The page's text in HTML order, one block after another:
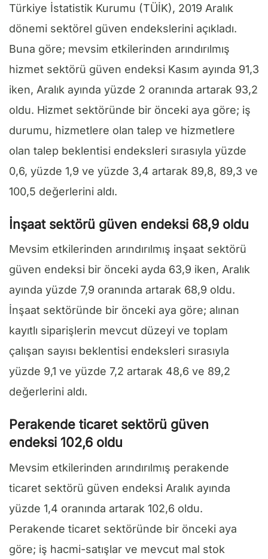
Türkiye İstatistik Kurumu (TÜİK), 2019 Aralık
dönemi sektörel güven endekslerini açıkladı.
Buna göre; mevsim etkilerinden arındırılmış
hizmet sektörü güven endeksi Kasım ayında 91,3
iken, Aralık ayında yüzde 2 oranında artarak 93,2
oldu. Hizmet sektöründe bir önceki aya göre; iş
durumu, hizmetlere olan talep ve hizmetlere
olan talep beklentisi endeksleri sırasıyla yüzde
0,6, yüzde 1,9 ve yüzde 3,4 artarak 89,8, 89,3 ve
100,5 değerlerini aldı.
İnşaat sektörü güven endeksi 68,9 oldu
Mevsim etkilerinden arındırılmış inşaat sektörü
güven endeksi bir önceki ayda 63,9 iken, Aralık
ayında yüzde 7,9 oranında artarak 68,9 oldu.
İnşaat sektöründe bir önceki aya göre; alınan
kayıtlı siparişlerin mevcut düzeyi ve toplam
çalışan sayısı beklentisi endeksleri sırasıyla
yüzde 9,1 ve yüzde 7,2 artarak 48,6 ve 89,2
değerlerini aldı.
Perakende ticaret sektörü güven
endeksi 102,6 oldu
Mevsim etkilerinden arındırılmış perakende
ticaret sektörü güven endeksi Aralık ayında
yüzde 1,4 oranında artarak 102,6 oldu.
Perakende ticaret sektöründe bir önceki aya
göre; iş hacmi-satışlar ve mevcut mal stok